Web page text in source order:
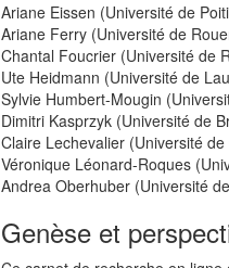
Ariane Eissen (Université de
Ariane Ferry (Université de
Chantal Foucrier (Université
Ute Heidmann (Université de
Sylvie Humbert-Mougin
Dimitri Kasprzyk (Université de
Claire Lechevalier (Université de
Véronique Léonard-Roques
Andrea Oberhuber (Université
Genèse et